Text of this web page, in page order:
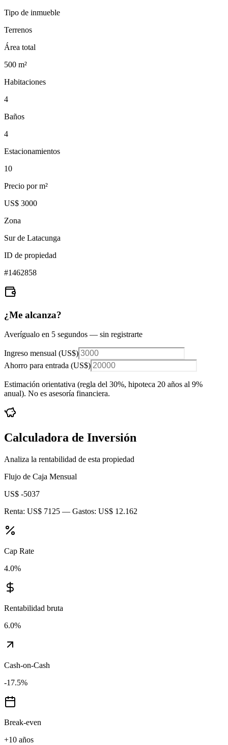
Tipo de inmueble
Terrenos
Área total
500 m²
Habitaciones
4
Baños
4
Estacionamientos
10
Precio por m²
US$ 3000
Zona
Sur de Latacunga
ID de propiedad
#1462858
¿Me alcanza?
Averígualo en 5 segundos — sin registrarte
Ingreso mensual (US$)
Ahorro para entrada (US$)
Estimación orientativa (regla del 30%, hipoteca 20 años al 9%
anual). No es asesoría financiera.
Calculadora de Inversión
Analiza la rentabilidad de esta propiedad
Flujo de Caja Mensual
US$ -5037
Renta: US$ 7125 — Gastos: US$ 12.162
Cap Rate
4.0%
Rentabilidad bruta
6.0%
Cash-on-Cash
-17.5%
Break-even
+10 años